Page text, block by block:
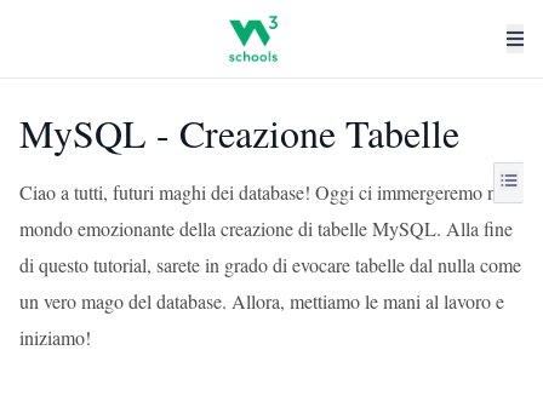
MySQL - Creazione Tabelle
Ciao a tutti, futuri maghi dei database! Oggi ci immergeremo nel
mondo emozionante della creazione di tabelle MySQL. Alla fine
di questo tutorial, sarete in grado di evocare tabelle dal nulla come
un vero mago del database. Allora, mettiamo le mani al lavoro e
iniziamo!